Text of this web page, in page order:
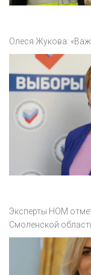
Олеся Жукова:
Эксперты НОМ
Смоленской